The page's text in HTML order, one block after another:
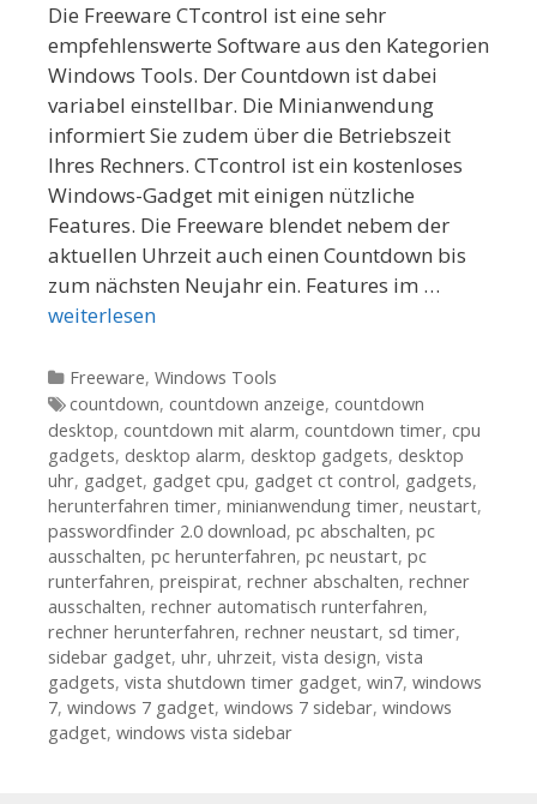
Die Freeware CTcontrol ist eine sehr
empfehlenswerte Software aus den Kategorien
Windows Tools. Der Countdown ist dabei
variabel einstellbar. Die Minianwendung
informiert Sie zudem über die Betriebszeit
Ihres Rechners. CTcontrol ist ein kostenloses
Windows-Gadget mit einigen nützliche
Features. Die Freeware blendet nebem der
aktuellen Uhrzeit auch einen Countdown bis
zum nächsten Neujahr ein. Features im …
weiterlesen
Kategorien
Freeware, Windows Tools
Tags
countdown, countdown anzeige, countdown
desktop, countdown mit alarm, countdown timer, cpu
gadgets, desktop alarm, desktop gadgets, desktop
uhr, gadget, gadget cpu, gadget ct control, gadgets,
herunterfahren timer, minianwendung timer, neustart,
passwordfinder 2.0 download, pc abschalten, pc
ausschalten, pc herunterfahren, pc neustart, pc
runterfahren, preispirat, rechner abschalten, rechner
ausschalten, rechner automatisch runterfahren,
rechner herunterfahren, rechner neustart, sd timer,
sidebar gadget, uhr, uhrzeit, vista design, vista
gadgets, vista shutdown timer gadget, win7, windows
7, windows 7 gadget, windows 7 sidebar, windows
gadget, windows vista sidebar